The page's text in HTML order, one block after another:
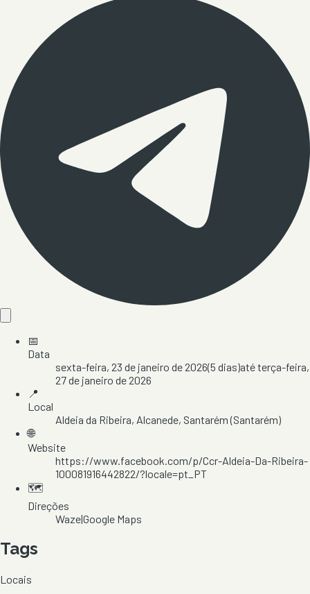
📅
Data
sexta-feira, 23 de janeiro de 2026(5 dias)atéterça-feira,
27 de janeiro de 2026
📍
Local
Aldeia da Ribeira, Alcanede, Santarém(Santarém)
🌐
Website
https://www.facebook.com/p/Ccr-Aldeia-Da-Ribeira-
100081916442822/?locale=pt_PT
🗺️
Direções
Waze|Google Maps
Tags
Locais